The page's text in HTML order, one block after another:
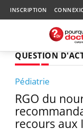
INSCRIPTION
QUESTION
Pédiatrie
RGO du
recours aux